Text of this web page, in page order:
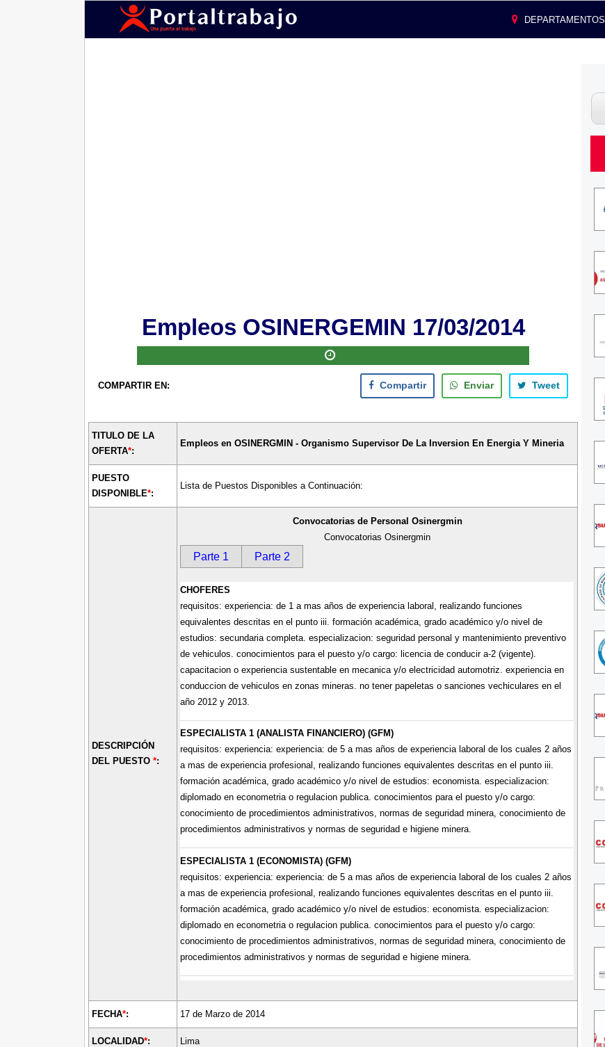
DEPARTAMENTOS
Empleos OSINERGEMIN 17/03/2014
COMPARTIR EN: Compartir Enviar Tweet
TITULO DE LA
OFERTA*:
Empleos en OSINERGMIN - Organismo Supervisor De La Inversion En Energia Y Mineria
PUESTO
DISPONIBLE*:
Lista de Puestos Disponibles a Continuación:
DESCRIPCIÓN
DEL PUESTO *:
Convocatorias de Personal Osinergmin
Convocatorias Osinergmin
Parte 1 Parte 2
CHOFERES
requisitos: experiencia: de 1 a mas años de experiencia laboral, realizando funciones
equivalentes descritas en el punto iii. formación académica, grado académico y/o nivel de
estudios: secundaria completa. especializacion: seguridad personal y mantenimiento preventivo
de vehiculos. conocimientos para el puesto y/o cargo: licencia de conducir a-2 (vigente).
capacitacion o experiencia sustentable en mecanica y/o electricidad automotriz. experiencia en
conduccion de vehiculos en zonas mineras. no tener papeletas o sanciones vechiculares en el
año 2012 y 2013.
ESPECIALISTA 1 (ANALISTA FINANCIERO) (GFM)
requisitos: experiencia: experiencia: de 5 a mas años de experiencia laboral de los cuales 2 años
a mas de experiencia profesional, realizando funciones equivalentes descritas en el punto iii.
formación académica, grado académico y/o nivel de estudios: economista. especializacion:
diplomado en econometria o regulacion publica. conocimientos para el puesto y/o cargo:
conocimiento de procedimientos administrativos, normas de seguridad minera, conocimiento de
procedimientos administrativos y normas de seguridad e higiene minera.
ESPECIALISTA 1 (ECONOMISTA) (GFM)
requisitos: experiencia: experiencia: de 5 a mas años de experiencia laboral de los cuales 2 años
a mas de experiencia profesional, realizando funciones equivalentes descritas en el punto iii.
formación académica, grado académico y/o nivel de estudios: economista. especializacion:
diplomado en econometria o regulacion publica. conocimientos para el puesto y/o cargo:
conocimiento de procedimientos administrativos, normas de seguridad minera, conocimiento de
procedimientos administrativos y normas de seguridad e higiene minera.
FECHA*: 17 de Marzo de 2014
LOCALIDAD*: Lima